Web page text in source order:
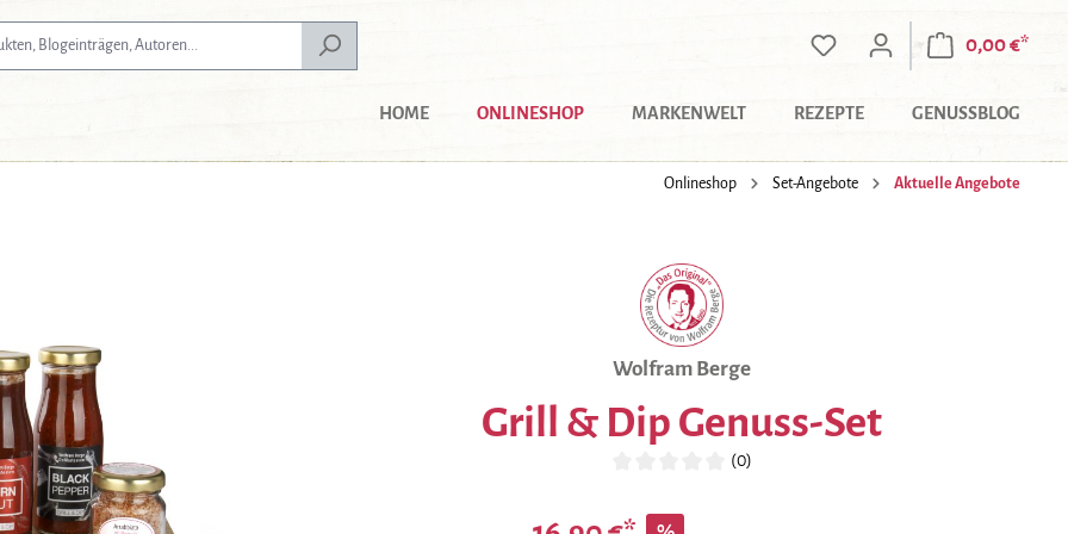
0,00 €*
HOME ONLINESHOP MARKENWELT REZEPTE GENUSSBLOG
Onlineshop Set-Angebote Aktuelle Angebote
Wolfram Berge
Grill & Dip Genuss-Set
(0)